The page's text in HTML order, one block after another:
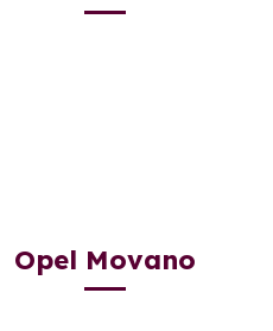
Opel Movano